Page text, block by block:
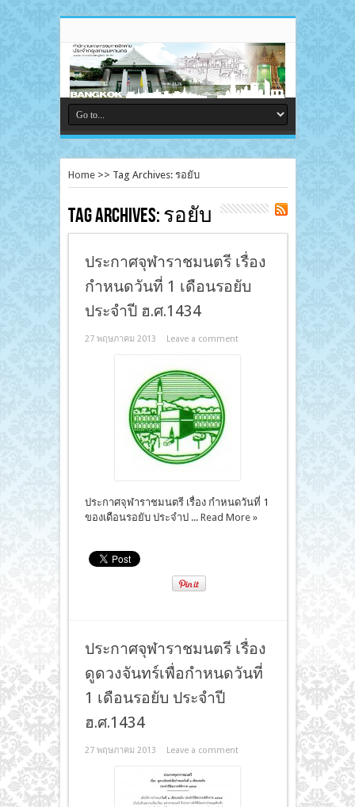
Home>> Tag Archives: รอยับ
Tag Archives:รอยับ
ประกาศจุฬาราชมนตรี เรื่อง
กำหนดวันที่ 1 เดือนรอยับ
ประจำปี ฮ.ศ.1434
27 พฤษภาคม 2013 Leave a comment
ประกาศจุฬาราชมนตรี เรื่อง กำหนดวันที่ 1
ของเดือนรอยับ ประจำป ... Read More »
ประกาศจุฬาราชมนตรี เรื่อง
ดูดวงจันทร์เพื่อกำหนดวันที่
1 เดือนรอยับ ประจำปี
ฮ.ศ.1434
27 พฤษภาคม 2013 Leave a comment